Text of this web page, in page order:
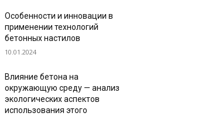
Особенности и инновации в
применении технологий
бетонных настилов
10.01.2024
Влияние бетона на
окружающую среду — анализ
экологических аспектов
использования этого